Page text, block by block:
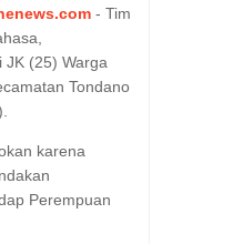
- Tim
JK (25) Warga
Tondano
karena
Perempuan